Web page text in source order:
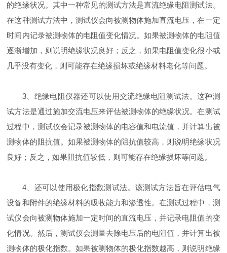
的绝缘状况。其中一种常见的测试方法是直流绝缘电阻测试法。
在这种测试方法中，测试仪会向被测物体施加直流电压，在一定
时间内记录被测物体的电阻值变化情况。如果被测物体的电阻值
逐渐增加，则说明绝缘状况良好；反之，如果电阻值变化很小或
几乎没有变化，则可能存在绝缘损坏或绝缘材料老化等问题。
3、绝缘电阻仪器还可以使用交流绝缘电阻测试法。这种测
试方法是通过施加交流电压来评估被测物体的绝缘状况。在测试
过程中，测试仪会记录被测物体的电容值和电流值，并计算出被
测物体的阻抗值。如果被测物体的阻抗值较高，则说明绝缘状况
良好；反之，如果阻抗值较低，则可能存在绝缘损坏等问题。
4、还可以使用极化指数测试法。该测试方法旨在评估电气
设备和附件的绝缘材料的吸收能力和渗透性。在测试过程中，测
试仪会向被测物体施加一定时间的直流电压，并记录电阻值的变
化情况。然后，测试仪会测量去除电压后的电阻值，并计算出被
测物体的极化指数。如果被测物体的极化指数越高，则说明绝缘